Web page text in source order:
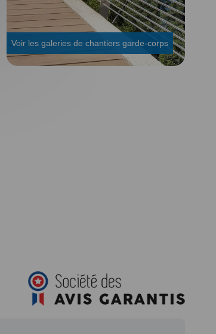
Voir les galeries de chantiers garde-corps